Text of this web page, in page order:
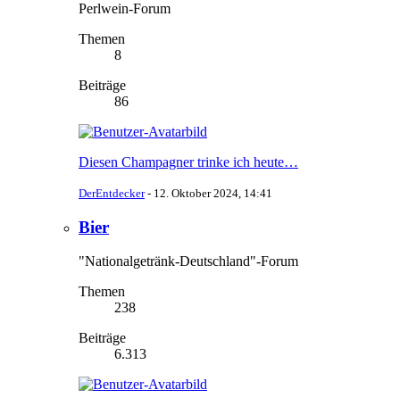
Perlwein-Forum
Themen
8
Beiträge
86
Diesen Champagner trinke ich heute…
DerEntdecker- 12. Oktober 2024, 14:41
Bier
"Nationalgetränk-Deutschland"-Forum
Themen
238
Beiträge
6.313